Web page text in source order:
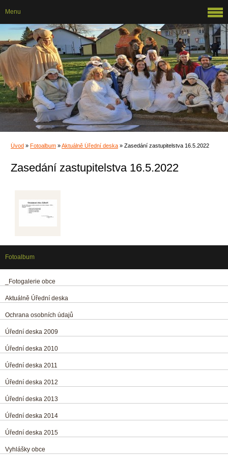
Úvod » Fotoalbum »Aktuálně Úřední deska » Zasedání zastupitelstva 16.5.2022
Zasedání zastupitelstva 16.5.2022
Menu
Fotoalbum
_Fotogalerie obce
Aktuálně Úřední deska
Ochrana osobních údajů
Úřední deska 2009
Úřední deska 2010
Úřední deska 2011
Úřední deska 2012
Úřední deska 2013
Úřední deska 2014
Úřední deska 2015
Vyhlášky obce